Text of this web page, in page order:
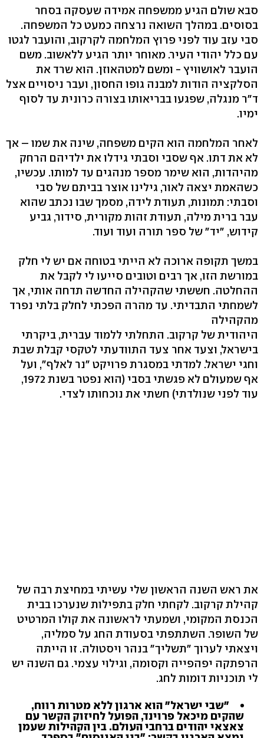
סבא שולם הגיע ממשפחה אמידה שעסקה בסחר
בסוסים. במהלך השואה נרצחה כמעט כל המשפחה.
סבי עזב עוד לפני פרוץ המלחמה לקרקוב, והועבר לגטו
עם כלל יהודי העיר. מאוחר יותר הגיע ללאשוב. משם
הועבר לאושוויץ - ומשם למטהאוזן. הוא שרד את
הסלקציה הודות למבנה גופו החסון, ועבר ניסויים אצל
ד"ר מנגלה, שפגעו בבריאותו בצורה כרונית עד לסוף
ימיו.
לאחר המלחמה הוא הקים משפחה, שינה את שמו – אך
לא את דתו. אף שסבי וסבתי גידלו את ילדיהם הרחק
מהיהדות, הוא שימר מספר מנהגים עד למותו. עכשיו,
כשהאמת יצאה לאור, גילינו אוצר בביתם של סבי
וסבתי: תמונות, תעודת לידה, מסמך שבו נכתב שהוא
עבר ברית מילה, תעודת זהות מקורית, סידור, גביע
קידוש, "יד" של ספר תורה ועוד ועוד.
במשך תקופה ארוכה לא הייתי בטוחה אם יש לי חלק
במורשת הזו, אך רבים וטובים סייעו לי לקבל את
ההחלטה. חששתי שהקהילה החדשה תדחה אותי, אך
לשמחתי התבדיתי. עד מהרה הפכתי לחלק בלתי נפרד
מהקהילה
היהודית של קרקוב. התחלתי ללמוד עברית, ביקרתי
בישראל, וצעד אחר צעד התוודעתי לטקסי קבלת שבת
וחגי ישראל. למדתי במסגרת פרויקט "נר לאלף", ועל
אף שמעולם לא פגשתי בסבי (הוא נפטר בשנת 1972,
עוד לפני שנולדתי) חשתי את נוכחותו לצדי.
את ראש השנה הראשון שלי עשיתי במחיצת רבה של
קהילת קרקוב. לקחתי חלק בתפילות שנערכו בבית
הכנסת המקומי, ושמעתי לראשונה את קולו המרטיט
של השופר. השתתפתי בסעודת החג על סמליה,
ויצאתי לערוך "תשליך" בנהר ויסטולה. זו הייתה
הרפתקה יפהפייה וקסומה, וגילוי עצמי. גם השנה יש
לי תוכניות דומות לחג.
"שבי ישראל" הוא ארגון ללא מטרות רווח,
שהקים מיכאל פרוינד, הפועל לחיזוק הקשר עם
צאצאי יהודים ברחבי העולם. בין הקהילות שעמן